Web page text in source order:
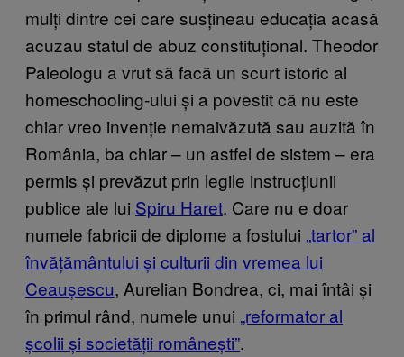
mulți dintre cei care susțineau educația acasă
acuzau statul de abuz constituțional. Theodor
Paleologu a vrut să facă un scurt istoric al
homeschooling-ului și a povestit că nu este
chiar vreo invenție nemaivăzută sau auzită în
România, ba chiar – un astfel de sistem – era
permis și prevăzut prin legile instrucțiunii
publice ale lui Spiru Haret. Care nu e doar
numele fabricii de diplome a fostului „tartor” al
învățământului și culturii din vremea lui
Ceaușescu, Aurelian Bondrea, ci, mai întâi și
în primul rând, numele unui „reformator al
școlii și societății românești”.